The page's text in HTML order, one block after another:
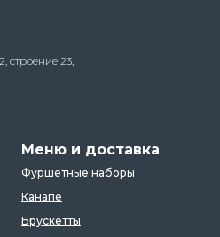
строение 23,
Меню и доставка
Фуршетные наборы
Канапе
Брускетты